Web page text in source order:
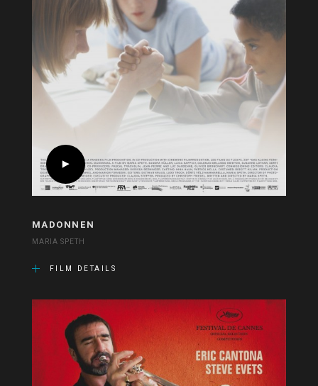
MADONNEN
MARIA SPETH
FILM DETAILS